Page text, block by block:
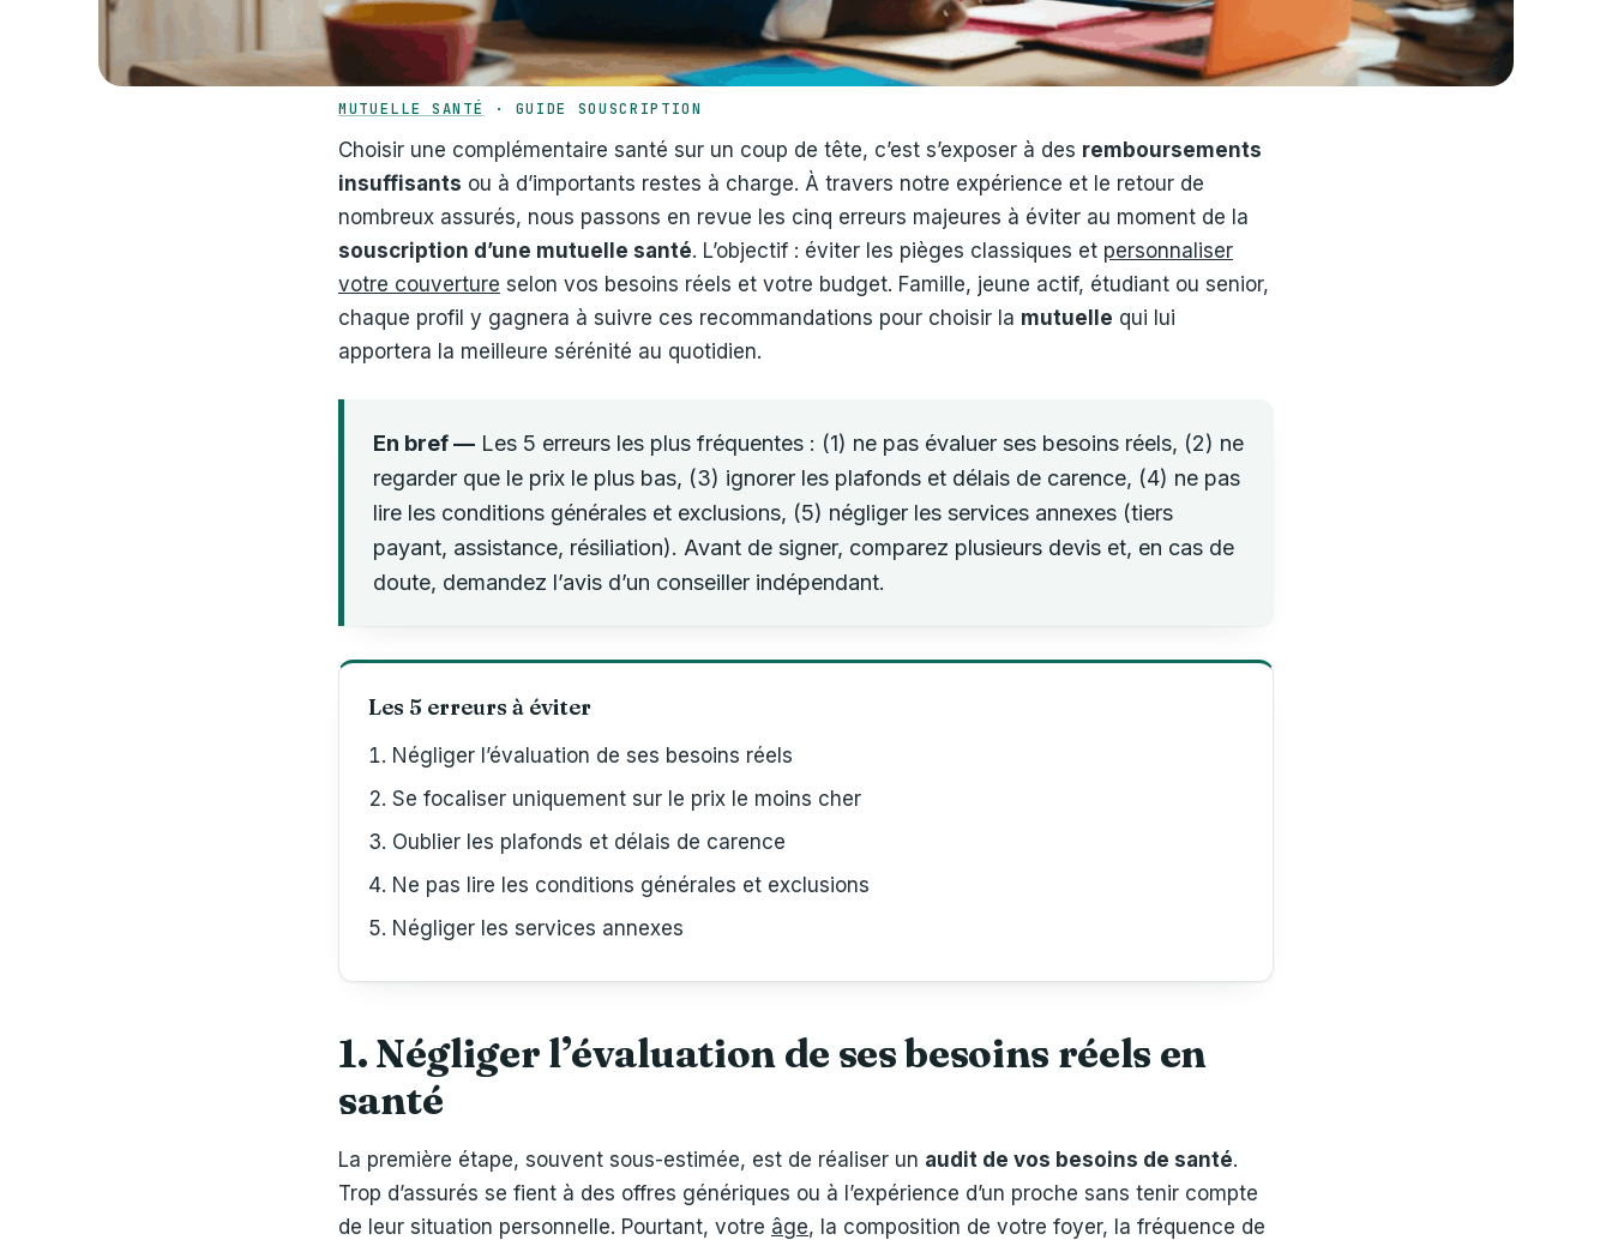
MUTUELLE SANTÉ · GUIDE SOUSCRIPTION
Choisir une complémentaire santé sur un coup de tête, c’est s’exposer à des remboursements
insuffisants ou à d’importants restes à charge. À travers notre expérience et le retour de
nombreux assurés, nous passons en revue les cinq erreurs majeures à éviter au moment de la
souscription d’une mutuelle santé. L’objectif : éviter les pièges classiques et personnaliser
votre couverture selon vos besoins réels et votre budget. Famille, jeune actif, étudiant ou senior,
chaque profil y gagnera à suivre ces recommandations pour choisir la mutuelle qui lui
apportera la meilleure sérénité au quotidien.
En bref — Les 5 erreurs les plus fréquentes : (1) ne pas évaluer ses besoins réels, (2) ne
regarder que le prix le plus bas, (3) ignorer les plafonds et délais de carence, (4) ne pas
lire les conditions générales et exclusions, (5) négliger les services annexes (tiers
payant, assistance, résiliation). Avant de signer, comparez plusieurs devis et, en cas de
doute, demandez l’avis d’un conseiller indépendant.
Les 5 erreurs à éviter
Négliger l’évaluation de ses besoins réels
Se focaliser uniquement sur le prix le moins cher
Oublier les plafonds et délais de carence
Ne pas lire les conditions générales et exclusions
Négliger les services annexes
1. Négliger l’évaluation de ses besoins réels en
santé
La première étape, souvent sous-estimée, est de réaliser un audit de vos besoins de santé.
Trop d’assurés se fient à des offres génériques ou à l’expérience d’un proche sans tenir compte
de leur situation personnelle. Pourtant, votre âge, la composition de votre foyer, la fréquence de